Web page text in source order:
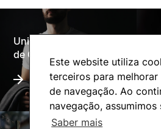
Este website utiliza
terceiros para melhorar
de navegação. Ao
navegação, assumimos
Saber mais
Universidade Politécnica
de Coimbra